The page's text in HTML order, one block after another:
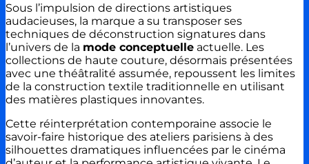
Sous l’impulsion de directions artistiques
audacieuses, la marque a su transposer ses
techniques de déconstruction signatures dans
l’univers de la mode conceptuelle actuelle. Les
collections de haute couture, désormais présentées
avec une théâtralité assumée, repoussent les limites
de la construction textile traditionnelle en utilisant
des matières plastiques innovantes.
Cette réinterprétation contemporaine associe le
savoir-faire historique des ateliers parisiens à des
silhouettes dramatiques influencées par le cinéma